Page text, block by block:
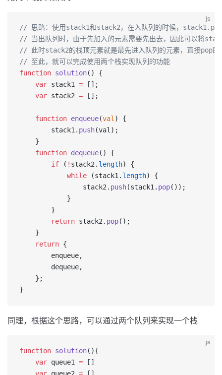
js
// 思路：使用stack1和stack2，在入队列的时候，
// 当出队列时，由于先加入的元素需要先出去，因此可以将
// 此时stack2的栈顶元素就是最先进入队列的元素，直接pop即
// 至此，就可以完成使用两个栈实现队列的功能
function solution() {
    var
stack1 = [];
    var
stack2 = [];
    function
enqueue(val ) {
        stack1.
push(val);
    }
    function
dequeue() {
        if
( ! stack2. length) {
            while
(stack1. length) {
                stack2.
push(stack1. pop());
            }
        }
        return
stack2. pop();
    }
    return
{
        enqueue,
        dequeue,
    };
}
同理，根据这个思路，可以通过两个队列来实现一个栈
js
function solution(){
    var
queue1 = []